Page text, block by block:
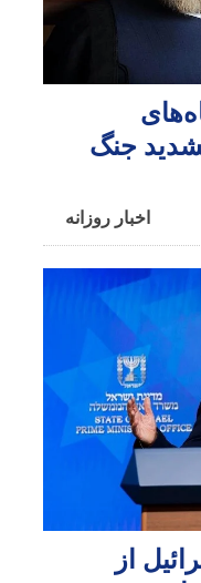
جنگ
اخبار روزانه
از